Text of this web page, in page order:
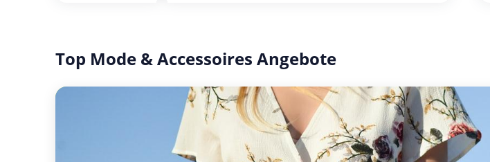
Top Mode & Accessoires Angebote